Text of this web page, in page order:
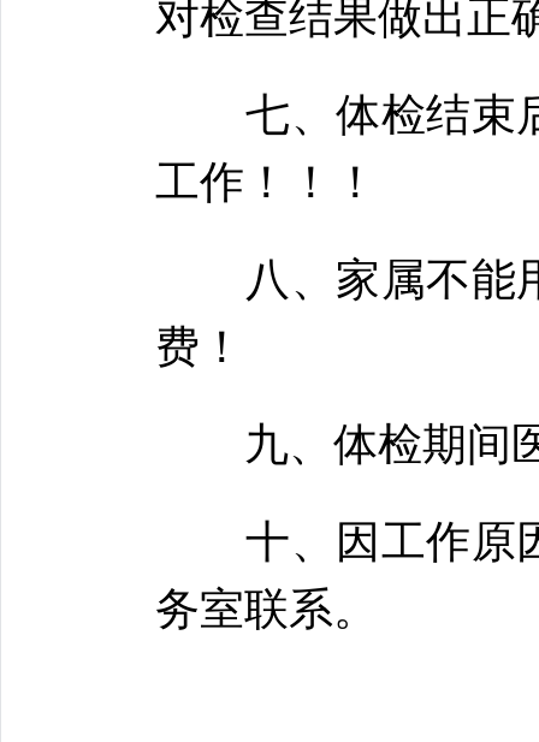
对检查结果做出正
七、体检结束后
工作！！！
八、家属不能用
费！
九、体检期间医
十、因工作原因
务室联系。